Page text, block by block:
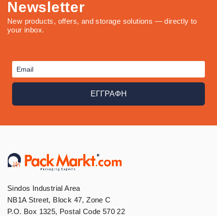
Newsletter
New products, offers, and storage solutions — directly to
your inbox.
ΕΓΓΡΑΦΗ
Sindos Industrial Area
NB1A Street, Block 47, Zone C
P.O. Box 1325, Postal Code 570 22